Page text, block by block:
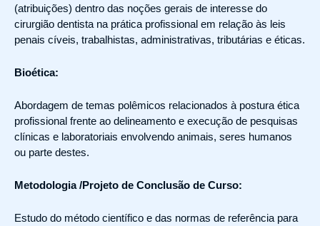
(atribuições) dentro das noções gerais de interesse do
cirurgião dentista na prática profissional em relação às leis
penais cíveis, trabalhistas, administrativas, tributárias e éticas.
Bioética:
Abordagem de temas polêmicos relacionados à postura ética
profissional frente ao delineamento e execução de pesquisas
clínicas e laboratoriais envolvendo animais, seres humanos
ou parte destes.
Metodologia /Projeto de Conclusão de Curso:
Estudo do método científico e das normas de referência para